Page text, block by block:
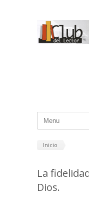
Inicio
La
Dios.